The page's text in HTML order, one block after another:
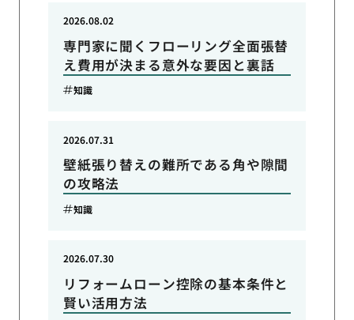
専門家に聞くフローリング全面張替
え費用が決まる意外な要因と裏話
2026.08.02
知識
壁紙張り替えの難所である角や隙間
の攻略法
2026.07.31
知識
リフォームローン控除の基本条件と
賢い活用方法
2026.07.30